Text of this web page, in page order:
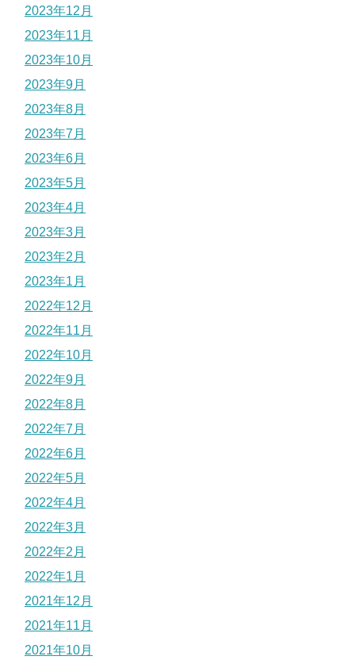
2023年12月
2023年11月
2023年10月
2023年9月
2023年8月
2023年7月
2023年6月
2023年5月
2023年4月
2023年3月
2023年2月
2023年1月
2022年12月
2022年11月
2022年10月
2022年9月
2022年8月
2022年7月
2022年6月
2022年5月
2022年4月
2022年3月
2022年2月
2022年1月
2021年12月
2021年11月
2021年10月